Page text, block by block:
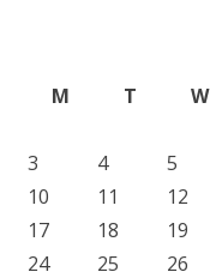
M
T W
3
4 5
10
11 12
17
18 19
24
25 26